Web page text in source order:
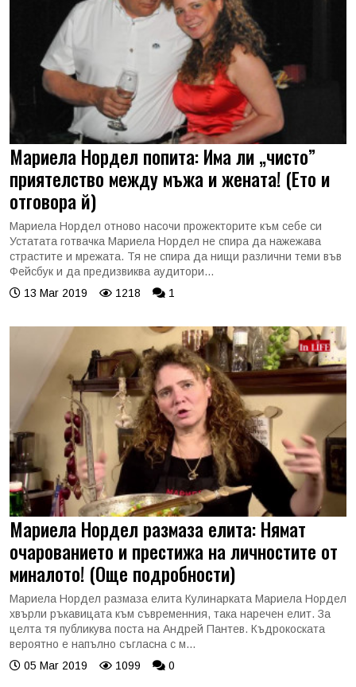
Мариела Нордел попита: Има ли „чисто”
приятелство между мъжа и жената! (Ето и
отговора й)
Мариела Нордел отново насочи прожекторите към себе си
Устатата готвачка Мариела Нордел не спира да нажежава
страстите и мрежата. Тя не спира да нищи различни теми във
Фейсбук и да предизвиква аудитори...
13 Mar 2019
1218 1
Мариела Нордел размаза елита: Нямат
очарованието и престижа на личностите от
миналото! (Още подробности)
Мариела Нордел размаза елита Кулинарката Мариела Нордел
хвърли ръкавицата към съвременния, така наречен елит. За
целта тя публикува поста на Андрей Пантев. Къдрокоската
вероятно е напълно съгласна с м...
05 Mar 2019
1099 0